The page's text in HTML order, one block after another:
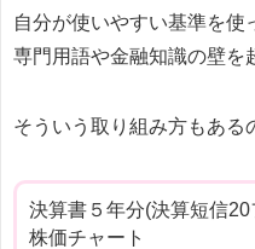
自分が使いやすい基準を使
専門用語や金融知識の壁を
そういう取り組み方もある
決算書５年分(決算短信
株価チャート